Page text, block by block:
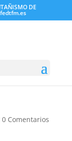
DE
0 Comentarios